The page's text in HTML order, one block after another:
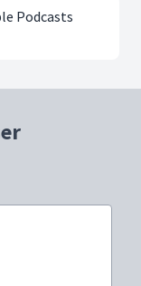
Podcasts